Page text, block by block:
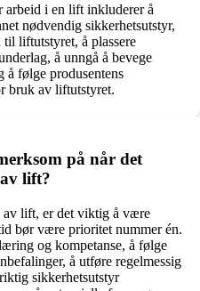
arbeid i en lift inkluderer å
nødvendig sikkerhetsutstyr,
liftutstyret, å plassere
å unngå å bevege
å følge produsentens
bruk av liftutstyret.
på når det
lift?
av lift, er det viktig å være
bør være prioritet nummer én.
og kompetanse, å følge
å utføre regelmessig
sikkerhetsutstyr